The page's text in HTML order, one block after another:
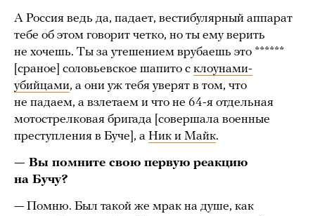
А Россия ведь да, падает, вестибулярный аппарат
тебе об этом говорит четко, но ты ему верить
не хочешь. Ты за утешением врубаешь это ******
[сраное] соловьевское шапито с клоунами-
убийцами, а они уж тебя уверят в том, что
не падаем, а взлетаем и что не 64-я отдельная
мотострелковая бригада [совершала военные
преступления в Буче], а Ник и Майк.
— Вы помните свою первую реакцию
на Бучу?
— Помню. Был такой же мрак на душе, как